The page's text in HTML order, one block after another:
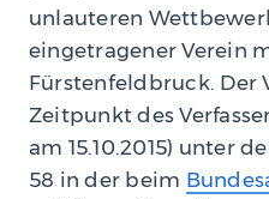
unlauteren
eingetragener Verein
Fürstenfeldbruck. Der
Zeitpunkt des
am 15.10.2015) unter
58 in der beim